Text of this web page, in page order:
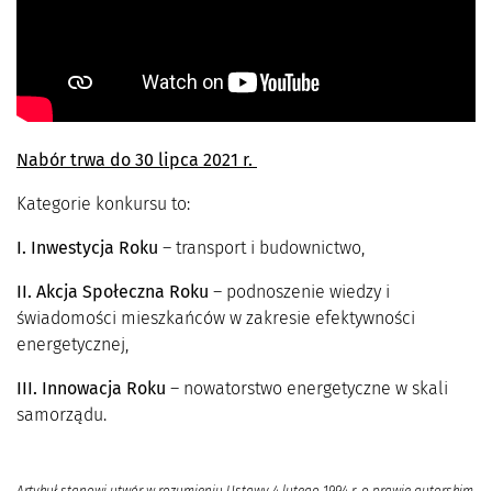
Nabór trwa do 30 lipca 2021 r.
Kategorie konkursu to:
I. Inwestycja Roku – transport i budownictwo,
II. Akcja Społeczna Roku – podnoszenie wiedzy i
świadomości mieszkańców w zakresie efektywności
energetycznej,
III. Innowacja Roku – nowatorstwo energetyczne w skali
samorządu.